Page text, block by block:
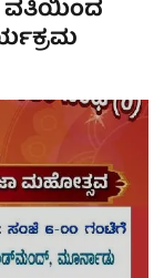
ವತಿಯಿಂದ